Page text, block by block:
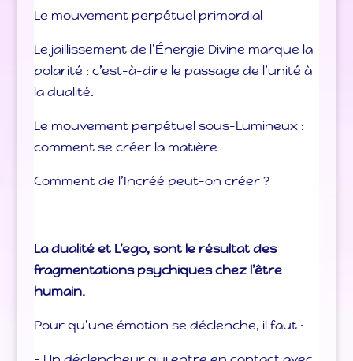
Le mouvement perpétuel primordial
Le jaillissement de l’Énergie Divine marque la
polarité : c’est-à-dire le passage de l’unité à
la dualité.
Le mouvement perpétuel sous-Lumineux :
comment se créer la matière
Comment de l’Incréé peut-on créer ?
La dualité et L’ego, sont le résultat des
fragmentations psychiques chez l’être
humain.
Pour qu’une émotion se déclenche, il faut :